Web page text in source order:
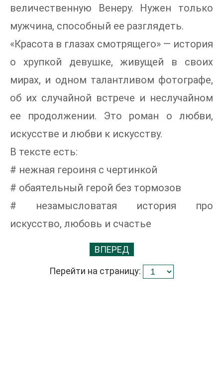
величественную Венеру. Нужен только
мужчина, способный ее разглядеть.
«Красота в глазах смотрящего» — история
о хрупкой девушке, живущей в своих
мирах, и одном талантливом фотографе,
об их случайной встрече и неслучайном
ее продолжении. Это роман о любви,
искусстве и любви к искусству.
В тексте есть:
# нежная героиня с чертинкой
# обаятельный герой без тормозов
# незамысловатая история про
искусство, любовь и счастье
ВПЕРЕД
Перейти на страницу: